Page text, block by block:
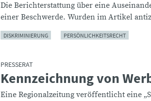
Die Berichterstattung über eine
einer Beschwerde. Wurden im Artikel
DISKRIMINIERUNG PERSÖNLICHKEITSRECHT
PRESSERAT
:Kennzeichnung von
Eine Regionalzeitung veröffentlicht eine